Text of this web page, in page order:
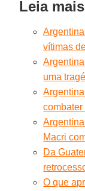
Leia mais
vítimas
uma
Macri
Da
O que